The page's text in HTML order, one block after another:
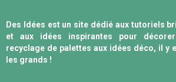
Des Idées est un site dédié aux tutoriels
et aux idées inspirantes pour
recyclage de palettes aux idées déco, il y
les grands !